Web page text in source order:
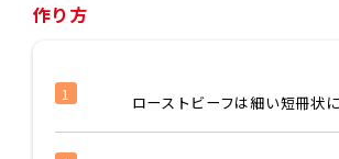
作り方
1 ローストビーフは細い短冊状に